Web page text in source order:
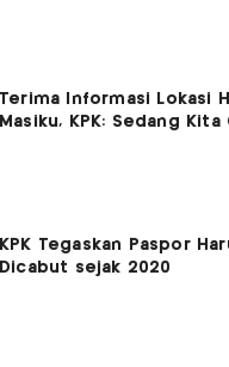
Terima Informasi Lokasi
Masiku, KPK: Sedang Kita
KPK Tegaskan Paspor
Dicabut sejak 2020